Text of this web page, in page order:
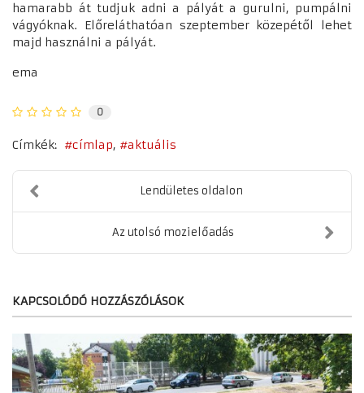
hamarabb át tudjuk adni a pályát a gurulni, pumpálni
vágyóknak. Előreláthatóan szeptember közepétől lehet
majd használni a pályát.
ema
0
Címkék: címlap aktuális
Lendületes oldalon
Az utolsó mozielőadás
KAPCSOLÓDÓ HOZZÁSZÓLÁSOK